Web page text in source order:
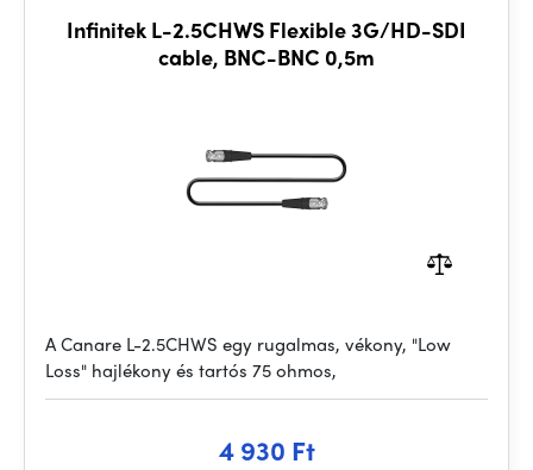
Infinitek L-2.5CHWS Flexible 3G/HD-SDI
cable, BNC-BNC 0,5m
A Canare L-2.5CHWS egy rugalmas, vékony, "Low
Loss" hajlékony és tartós 75 ohmos,
4 930 Ft